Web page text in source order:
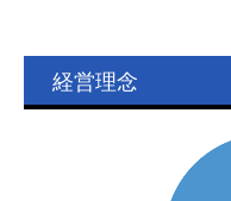
経営理念